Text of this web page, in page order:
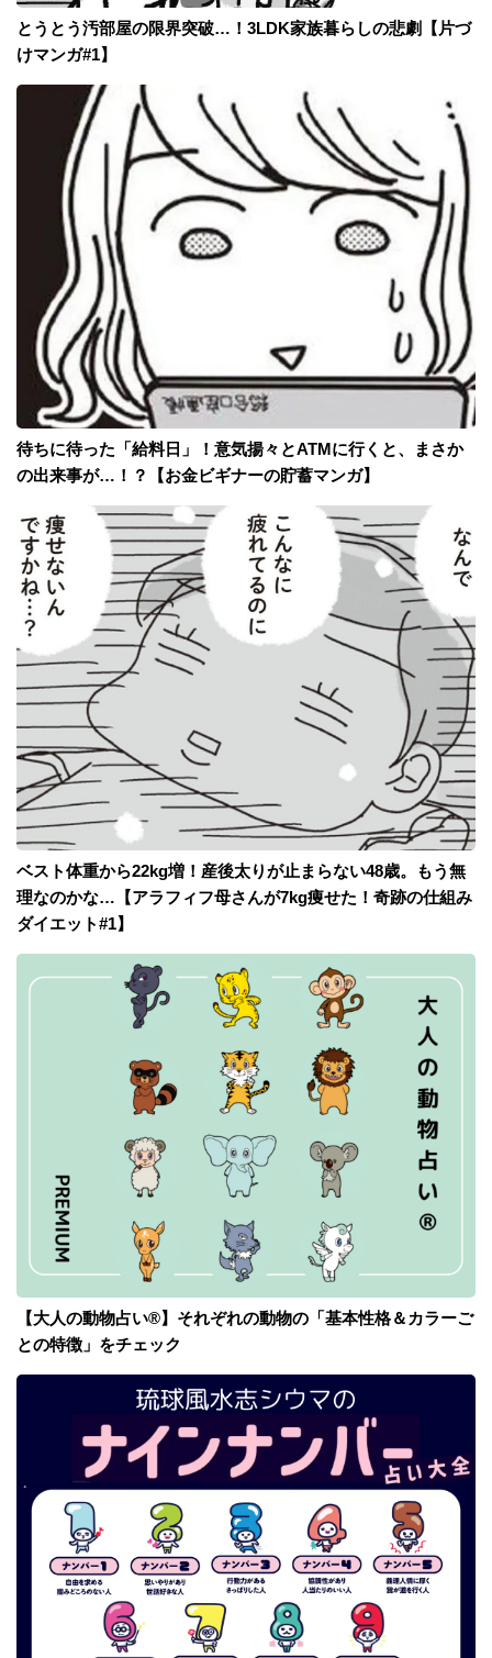
とうとう汚部屋の限界突破…！3LDK家族暮らしの悲劇【片づ
けマンガ#1】
待ちに待った「給料日」！意気揚々とATMに行くと、まさか
の出来事が…！？【お金ビギナーの貯蓄マンガ】
ベスト体重から22kg増！産後太りが止まらない48歳。もう無
理なのかな…【アラフィフ母さんが7kg痩せた！奇跡の仕組み
ダイエット#1】
【大人の動物占い®】それぞれの動物の「基本性格＆カラーご
との特徴」をチェック